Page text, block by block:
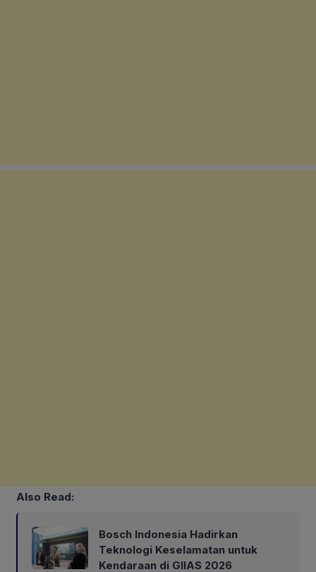
Also Read:
Bosch Indonesia Hadirkan
Teknologi Keselamatan untuk
Kendaraan di GIIAS 2026